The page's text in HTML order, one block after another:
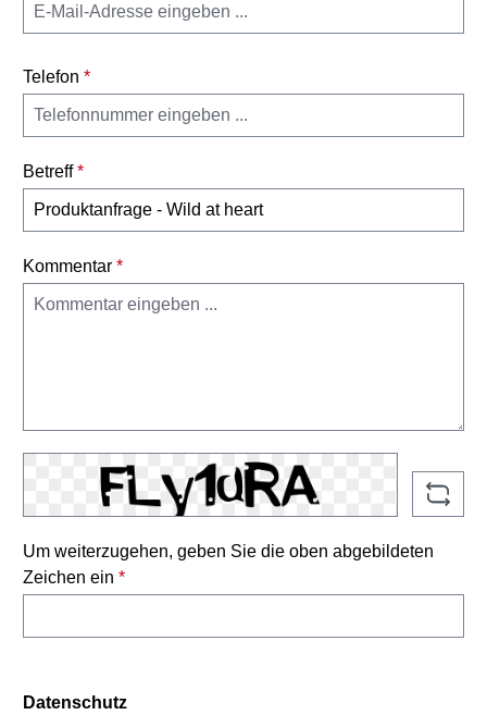
Telefon *
Betreff*
Kommentar *
Um weiterzugehen, geben Sie die oben abgebildeten
Zeichen ein *
Datenschutz